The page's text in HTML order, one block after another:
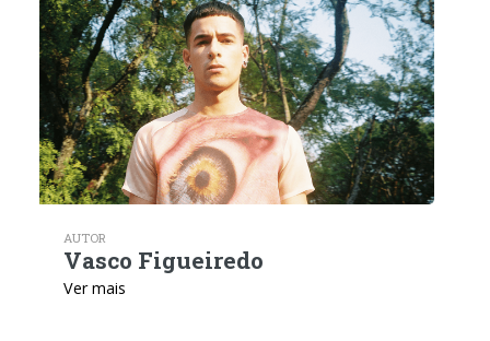
AUTOR
Vasco Figueiredo
Ver mais